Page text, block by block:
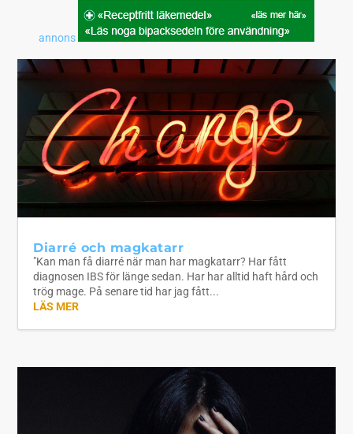
annons
Diarré och magkatarr
"Kan man få diarré när man har magkatarr? Har fått
diagnosen IBS för länge sedan. Har har alltid haft hård och
trög mage. På senare tid har jag fått...
LÄS MER